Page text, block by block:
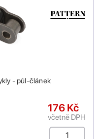
- půl-článek
176 Kč
včetně DPH